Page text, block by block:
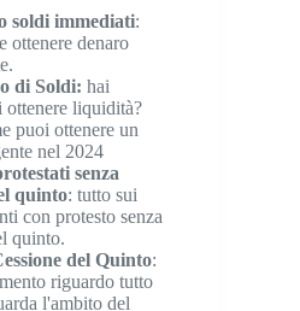
soldi immediati:
ottenere denaro
di Soldi: hai
ottenere liquidità?
puoi ottenere un
nel 2024
senza
quinto: tutto sui
con protesto senza
quinto.
del Quinto:
riguardo tutto
l'ambito del